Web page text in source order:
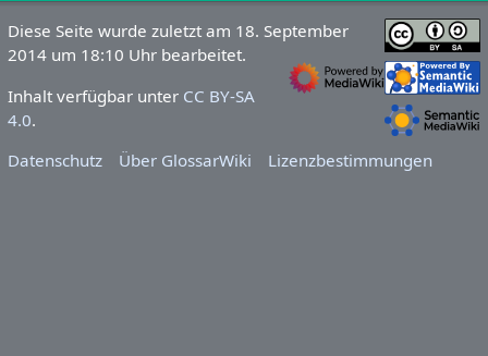
Diese Seite wurde zuletzt am 18. September
2014 um 18:10 Uhr bearbeitet.
Inhalt verfügbar unter CC BY-SA
4.0.
Datenschutz
Über GlossarWiki Lizenzbestimmungen